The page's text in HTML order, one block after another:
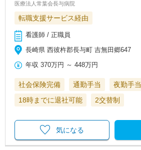
医療法人常葉会長与病院
転職支援サービス経由
看護師 / 正職員
長崎県 西彼杵郡長与町 吉無田郷647
年収 370万円 ～448万円
社会保険完備 通勤手当
夜勤手当
18時までに退社可能
2交替制
気になる